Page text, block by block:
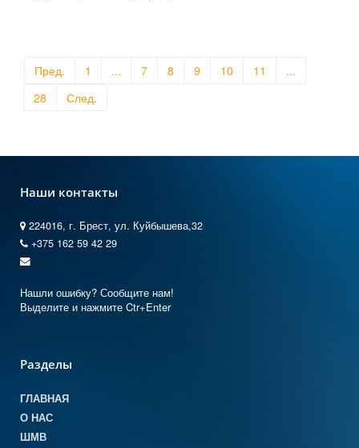
Пред. 1 ... 7 8 9 10 11
...
28
След.
Наши контакты
224016, г. Брест, ул. Куйбышева,32
+375 162 59 42 29
Нашли ошибку? Сообщите нам!
Выделите и нажмите Ctr+Enter
Разделы
ГЛАВНАЯ
О НАС
ШМВ